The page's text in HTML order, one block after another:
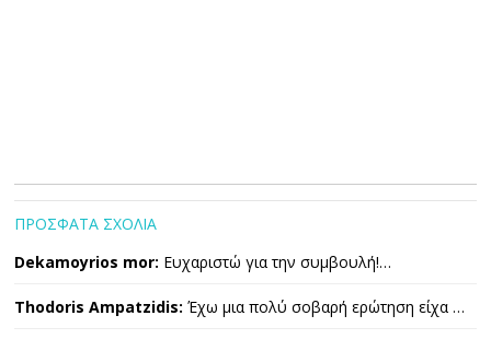
ΠΡΟΣΦΑΤΑ ΣΧΟΛΙΑ
Dekamoyrios mor: Ευχαριστώ για την συμβουλή!…
Thodoris Ampatzidis: Έχω μια πολύ σοβαρή ερώτηση είχα …